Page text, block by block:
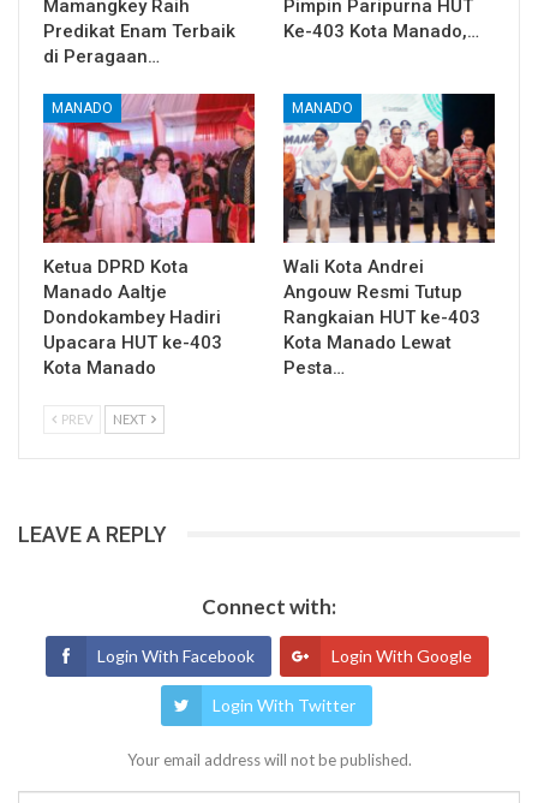
Mamangkey Raih
Predikat Enam Terbaik
di Peragaan…
Pimpin Paripurna HUT
Ke-403 Kota Manado,…
MANADO
Ketua DPRD Kota
Manado Aaltje
Dondokambey Hadiri
Upacara HUT ke-403
Kota Manado
MANADO
Wali Kota Andrei
Angouw Resmi Tutup
Rangkaian HUT ke-403
Kota Manado Lewat
Pesta…
PREV NEXT
LEAVE A REPLY
Connect with:
Login With Facebook Login With Google
Login With Twitter
Your email address will not be published.